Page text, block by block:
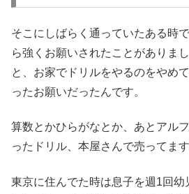
そこにしばらく通っていたある時
ら強くお願いされたことがありま
と、お家でドリルをやるのをやめ
ったお願いだったんです。
算数とかひらがなとか、あとアル
ったドリル、本屋さんで売ってます
東京に住んでた時は息子を週1回幼